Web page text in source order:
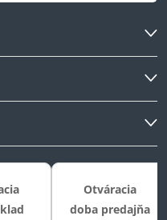
Otváracia
doba predajňa